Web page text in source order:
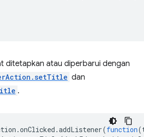
ditetapkan atau diperbarui dengan
dan
.
.onClicked .addListener(function(